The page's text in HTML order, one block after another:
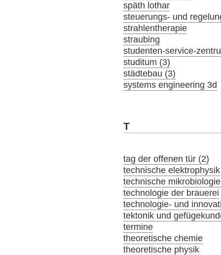
späth lothar
steuerungs- und
strahlentherapie
straubing
studenten-service-
studitum (3)
städtebau (3)
systems engineering 3d
T
tag der offenen tür (2)
technische elektrophysik
technische
technologie der brauerei
technologie- und
tektonik und
termine
theoretische chemie
theoretische physik